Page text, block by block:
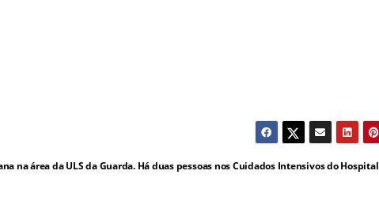
na área da ULS da Guarda. Há duas pessoas nos Cuidados Intensivos do Hospital